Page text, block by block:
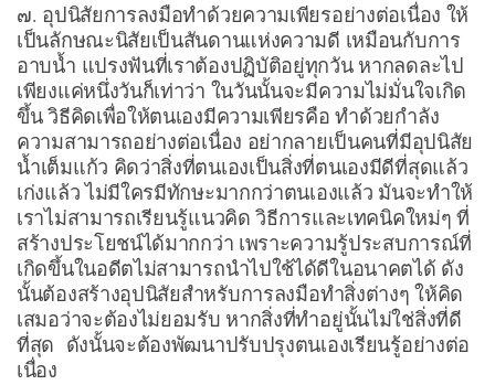
๗. อุปนิสัยการลงมือทำด้วยความเพียรอย่างต่อเนื่อง ให้
เป็นลักษณะนิสัยเป็นสันดานแห่งความดี เหมือนกับการ
อาบน้ำ แปรงฟันที่เราต้องปฏิบัติอยู่ทุกวัน หากลดละไป
เพียงแค่หนึ่งวันก็เท่าว่า ในวันนั้นจะมีความไม่มั่นใจเกิด
ขึ้น วิธีคิดเพื่อให้ตนเองมีความเพียรคือ ทำด้วยกำลัง
ความสามารถอย่างต่อเนื่อง อย่ากลายเป็นคนที่มีอุปนิสัย
น้ำเต็มแก้ว คิดว่าสิ่งที่ตนเองเป็นสิ่งที่ตนเองมีดีที่สุดแล้ว
เก่งแล้ว ไม่มีใครมีทักษะมากกว่าตนเองแล้ว มันจะทำให้
เราไม่สามารถเรียนรู้แนวคิด วิธีการและเทคนิคใหม่ๆ ที่
สร้างประโยชน์ได้มากกว่า เพราะความรู้ประสบการณ์ที่
เกิดขึ้นในอดีตไม่สามารถนำไปใช้ได้ดีในอนาคตได้ ดัง
นั้นต้องสร้างอุปนิสัยสำหรับการลงมือทำสิ่งต่างๆ ให้คิด
เสมอว่าจะต้องไม่ยอมรับ หากสิ่งที่ทำอยู่นั้นไม่ใช่สิ่งที่ดี
ที่สุด ดังนั้นจะต้องพัฒนาปรับปรุงตนเองเรียนรู้อย่างต่อ
เนื่อง